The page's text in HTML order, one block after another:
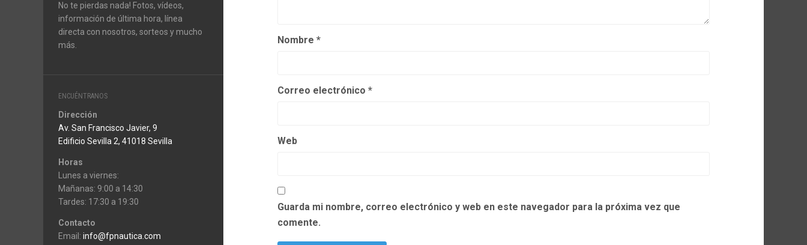
No te pierdas nada! Fotos, vídeos,
información de última hora, línea
directa con nosotros, sorteos y mucho
más.
ENCUÉNTRANOS
Dirección
Av. San Francisco Javier, 9
Edificio Sevilla 2, 41018 Sevilla
Horas
Lunes a viernes:
Mañanas: 9:00 a 14:30
Tardes: 17:30 a 19:30
Contacto
Email: info@fpnautica.com
Nombre *
Correo electrónico *
Web
Guarda mi nombre, correo electrónico y web en este navegador para la próxima vez que
comente.